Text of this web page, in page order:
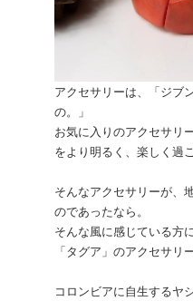
アクセサリーは、「ジブ
の。」
お気に入りのアクセサリ
をより明るく、楽しく過
そんなアクセサリーが、
のであったなら。
そんな風に感じている方
「タグア」のアクセサリ
コロンビアに自生するヤ